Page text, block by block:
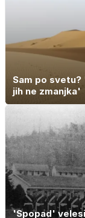
Sam po
jih ne zmanjka'
'Spopad'